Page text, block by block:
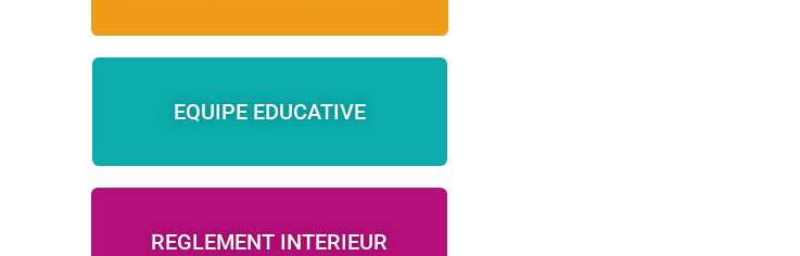
EQUIPE EDUCATIVE
REGLEMENT INTERIEUR